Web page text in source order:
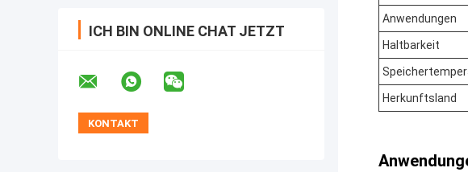
ICH BIN ONLINE CHAT JETZT
Anwendungen
Haltbarkeit
Herkunftsland